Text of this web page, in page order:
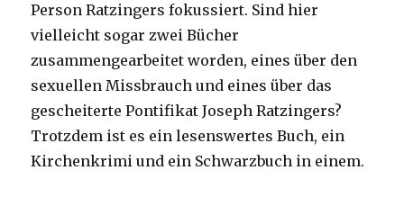
Person Ratzingers fokussiert. Sind hier
vielleicht sogar zwei Bücher
zusammengearbeitet worden, eines über den
sexuellen Missbrauch und eines über das
gescheiterte Pontifikat Joseph Ratzingers?
Trotzdem ist es ein lesenswertes Buch, ein
Kirchenkrimi und ein Schwarzbuch in einem.